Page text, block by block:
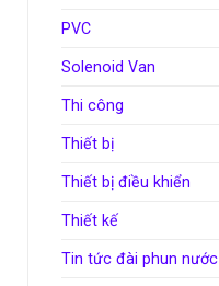
PVC
Solenoid Van
Thi công
Thiết bị
Thiết bị điều khiển
Thiết kế
Tin tức đài phun nước